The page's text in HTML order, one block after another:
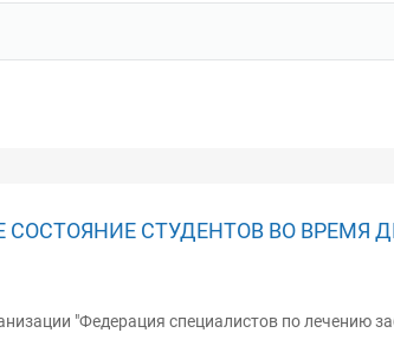
СТУДЕНТОВ ВО ВРЕМЯ
"Федерация специалистов по лечению